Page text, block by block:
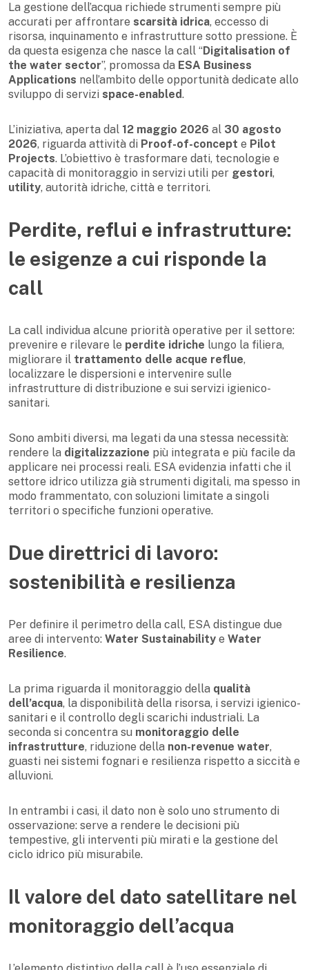
La gestione dell’acqua richiede strumenti sempre più
accurati per affrontare scarsità idrica, eccesso di
risorsa, inquinamento e infrastrutture sotto pressione. È
da questa esigenza che nasce la call “Digitalisation of
the water sector”, promossa da ESA Business
Applications nell’ambito delle opportunità dedicate allo
sviluppo di servizi space-enabled.
L’iniziativa, aperta dal 12 maggio 2026 al 30 agosto
2026, riguarda attività di Proof-of-concept e Pilot
Projects. L’obiettivo è trasformare dati, tecnologie e
capacità di monitoraggio in servizi utili per gestori,
utility, autorità idriche, città e territori.
Perdite, reflui e infrastrutture:
le esigenze a cui risponde la
call
La call individua alcune priorità operative per il settore:
prevenire e rilevare le perdite idriche lungo la filiera,
migliorare il trattamento delle acque reflue,
localizzare le dispersioni e intervenire sulle
infrastrutture di distribuzione e sui servizi igienico-
sanitari.
Sono ambiti diversi, ma legati da una stessa necessità:
rendere la digitalizzazione più integrata e più facile da
applicare nei processi reali. ESA evidenzia infatti che il
settore idrico utilizza già strumenti digitali, ma spesso in
modo frammentato, con soluzioni limitate a singoli
territori o specifiche funzioni operative.
Due direttrici di lavoro:
sostenibilità e resilienza
Per definire il perimetro della call, ESA distingue due
aree di intervento: Water Sustainability e Water
Resilience.
La prima riguarda il monitoraggio della qualità
dell’acqua, la disponibilità della risorsa, i servizi igienico-
sanitari e il controllo degli scarichi industriali. La
seconda si concentra su monitoraggio delle
infrastrutture, riduzione della non-revenue water,
guasti nei sistemi fognari e resilienza rispetto a siccità e
alluvioni.
In entrambi i casi, il dato non è solo uno strumento di
osservazione: serve a rendere le decisioni più
tempestive, gli interventi più mirati e la gestione del
ciclo idrico più misurabile.
Il valore del dato satellitare nel
monitoraggio dell’acqua